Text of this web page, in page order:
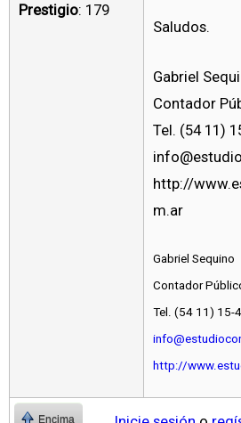
Prestigio: 179
Saludos.
Gabriel
Contador
Tel. (54 11)
http://
m.ar
Gabriel Sequino
Contador
Tel. (54 11) 15-
http://
Encima